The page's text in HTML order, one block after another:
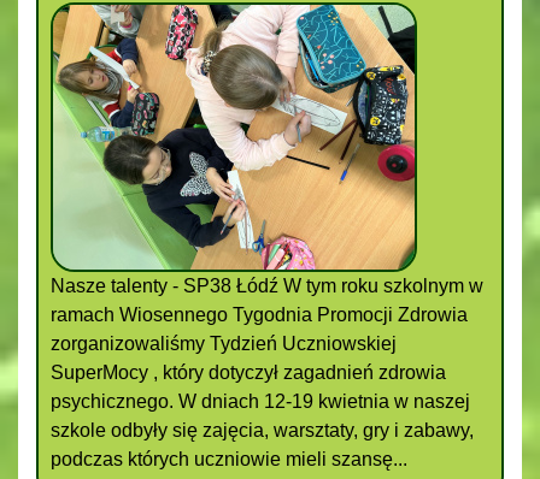
Nasze talenty - SP38 Łódź W tym roku szkolnym w
ramach Wiosennego Tygodnia Promocji Zdrowia
zorganizowaliśmy Tydzień Uczniowskiej
SuperMocy , który dotyczył zagadnień zdrowia
psychicznego. W dniach 12-19 kwietnia w naszej
szkole odbyły się zajęcia, warsztaty, gry i zabawy,
podczas których uczniowie mieli szansę...